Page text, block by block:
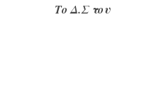
Το Δ.Σ του